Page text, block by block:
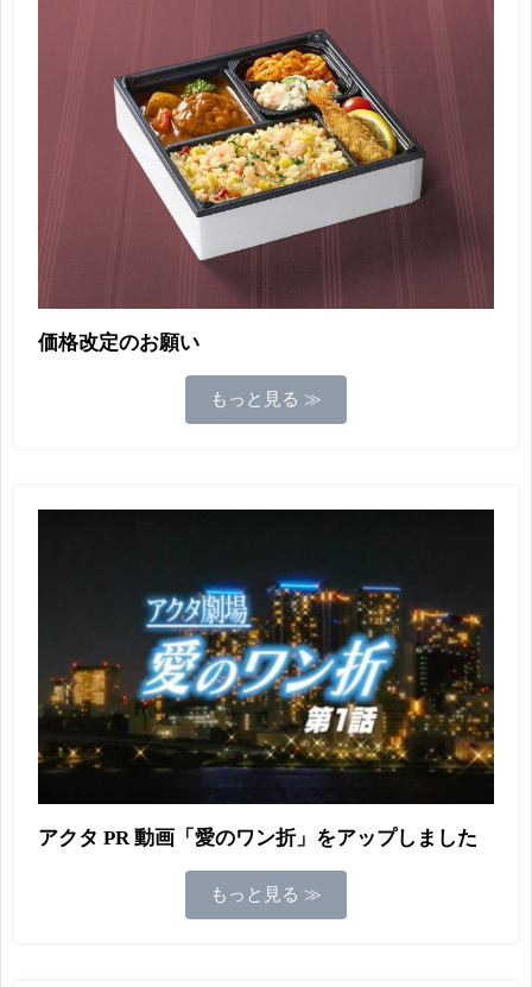
価格改定のお願い
もっと見る ≫
アクタ PR 動画「愛のワン折」をアップしました
もっと見る ≫